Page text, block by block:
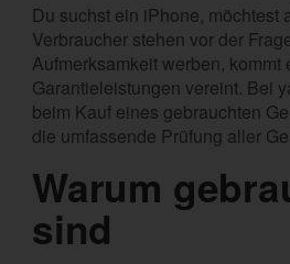
Du suchst ein iPhone,
Verbraucher stehen vor der
Aufmerksamkeit werben,
Garantieleistungen vereint. Bei
beim Kauf eines gebrauchten
die umfassende Prüfung aller
Warum
sind